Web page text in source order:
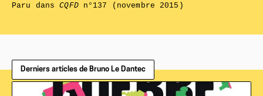
Paru dansCQFDn°137 (novembre 2015)
Derniers articles de Bruno Le Dantec